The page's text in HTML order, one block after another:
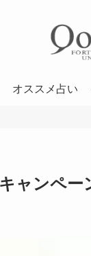
オススメ占い
ャンペ